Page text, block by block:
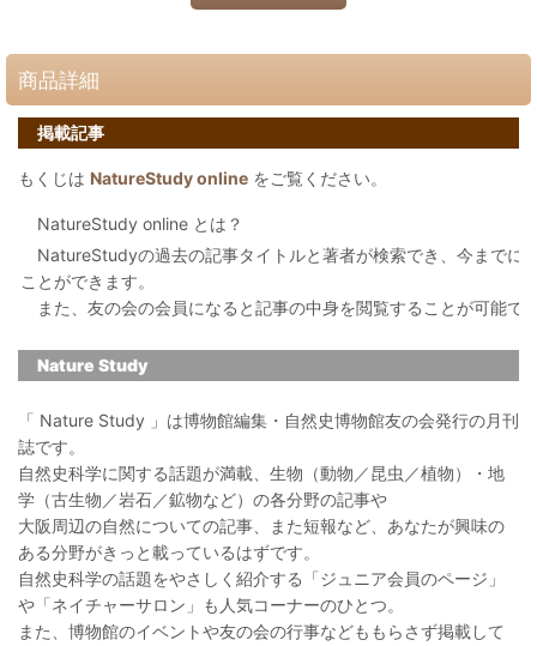
商品詳細
掲載記事
もくじは NatureStudy online をご覧ください。
NatureStudy online とは？
NatureStudyの過去の記事タイトルと著者が検索でき、今までに
ことができます。
また、友の会の会員になると記事の中身を閲覧することが可能で
Nature Study
「 Nature Study 」は博物館編集・自然史博物館友の会発行の月刊
誌です。
自然史科学に関する話題が満載、生物（動物／昆虫／植物）・地
学（古生物／岩石／鉱物など）の各分野の記事や
大阪周辺の自然についての記事、また短報など、あなたが興味の
ある分野がきっと載っているはずです。
自然史科学の話題をやさしく紹介する「ジュニア会員のページ」
や「ネイチャーサロン」も人気コーナーのひとつ。
また、博物館のイベントや友の会の行事などももらさず掲載して